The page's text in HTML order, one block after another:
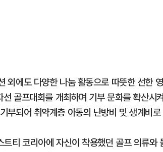
외에도 다양한 나눔 활동으로 따뜻한 선한
선 골프대회를 개최하며 기부 문화를 확산
부되어 취약계층 아동의 난방비 및 생계비
티 코리아에 자신이 착용했던 골프 의류와